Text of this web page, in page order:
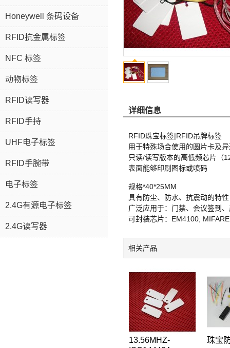
Honeywell 条码设备
RFID抗金属标签
NFC 标签
动物标签
RFID读写器
RFID手持
UHF电子标签
RFID手腕带
电子标签
2.4G有源电子标签
2.4G读写器
详细信息
RFID珠宝标签|RFID吊牌标签
用于特殊场合使用的圆片卡及
只读/读写版本的高低频芯片（
表面能够印刷图标或喷码
规格*40*25MM
具有防尘、防水、抗震动的特性
广泛应用于：门禁、会议签到
可封装芯片：EM4100,
相关产品
13.56MHZ-
珠宝